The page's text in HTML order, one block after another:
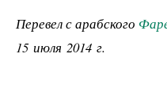
Перевел с арабского
15 июля 2014 г.